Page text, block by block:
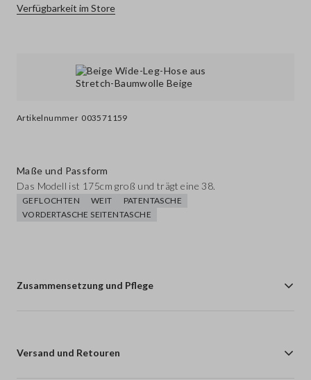
Artikelnummer 003571159
Verfügbarkeit im Store
Maße und Passform
Das Modell ist 175cm groß und trägt eine 38.
GEFLOCHTEN WEIT
PATENTASCHE
VORDERTASCHE SEITENTASCHE
Zusammensetzung und Pflege
Versand und Retouren